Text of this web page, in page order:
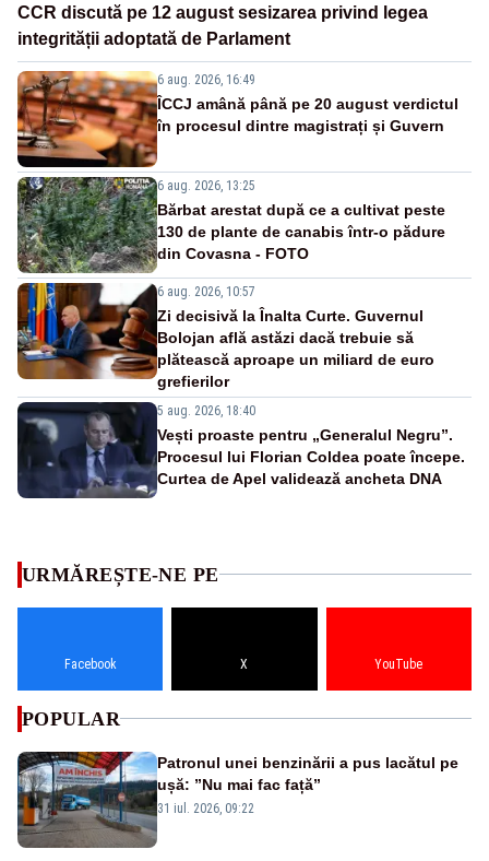
CCR discută pe 12 august sesizarea privind legea
integrității adoptată de Parlament
6 aug. 2026, 16:49
ÎCCJ amână până pe 20 august verdictul
în procesul dintre magistrați și Guvern
6 aug. 2026, 13:25
Bărbat arestat după ce a cultivat peste
130 de plante de canabis într-o pădure
din Covasna - FOTO
6 aug. 2026, 10:57
Zi decisivă la Înalta Curte. Guvernul
Bolojan află astăzi dacă trebuie să
plătească aproape un miliard de euro
grefierilor
5 aug. 2026, 18:40
Vești proaste pentru „Generalul Negru”.
Procesul lui Florian Coldea poate începe.
Curtea de Apel validează ancheta DNA
URMĂREȘTE-NE PE
Facebook X YouTube
POPULAR
Patronul unei benzinării a pus lacătul pe
ușă: ”Nu mai fac față”
31 iul. 2026, 09:22